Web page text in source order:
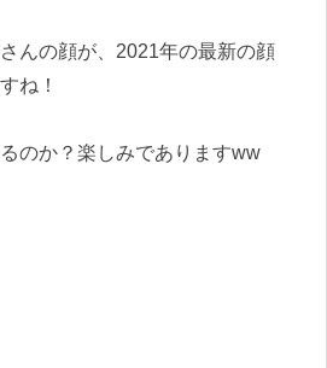
んの顔が、2021年の最新の顔
ね！
のか？楽しみでありますww